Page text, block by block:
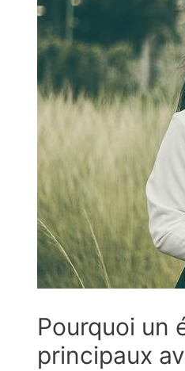
Pourquoi un
principaux